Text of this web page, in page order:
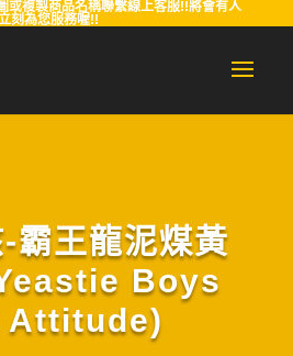
或複製商品名稱聯繫線上客服!!將會有人
刻為您服務喔!!
霸王龍泥煤黃
Boys
Attitude)